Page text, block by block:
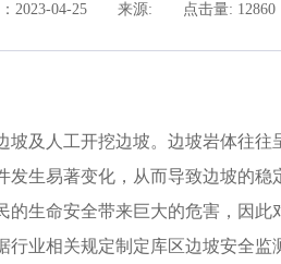
2023-04-25 来源: 点击量: 12860
及人工开挖边坡。边坡岩体往
生易著变化，从而导致边坡的
生命安全带来巨大的危害，因
业相关规定制定库区边坡安全